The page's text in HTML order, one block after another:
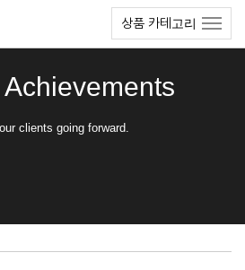
상품 카테고리
clients going forward.